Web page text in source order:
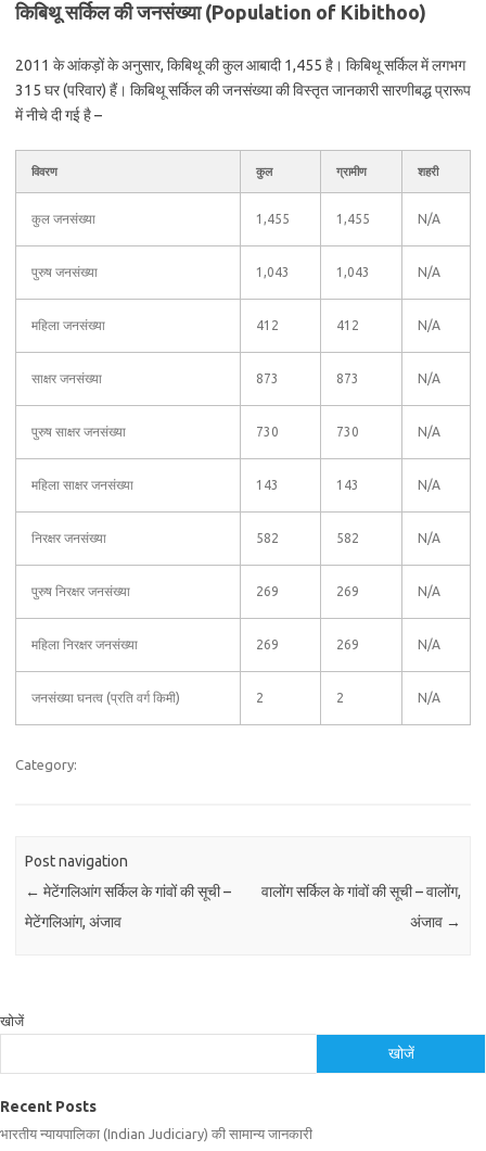
किबिथू सर्किल की जनसंख्या (Population of Kibithoo)
2011 के आंकड़ों के अनुसार, किबिथू की कुल आबादी 1,455 है। किबिथू सर्किल में लगभग
315 घर (परिवार) हैं। किबिथू सर्किल की जनसंख्या की विस्तृत जानकारी सारणीबद्ध प्रारूप
में नीचे दी गई है –
विवरण कुल ग्रामीण शहरी
कुल जनसंख्या 1,455 1,455 N/A
पुरुष जनसंख्या 1,043 1,043 N/A
महिला जनसंख्या 412 412 N/A
साक्षर जनसंख्या 873 873 N/A
पुरुष साक्षर जनसंख्या 730 730 N/A
महिला साक्षर जनसंख्या 143 143 N/A
निरक्षर जनसंख्या 582 582 N/A
पुरुष निरक्षर जनसंख्या 269 269 N/A
महिला निरक्षर जनसंख्या 269 269 N/A
जनसंख्या घनत्व (प्रति वर्ग किमी) 2 2 N/A
Category:
Post navigation
← मेटेंगलिआंग सर्किल के गांवों की सूची –
मेटेंगलिआंग, अंजाव
वालोंग सर्किल के गांवों की सूची – वालोंग,
अंजाव →
खोजें
खोजें
Recent Posts
भारतीय न्यायपालिका (Indian Judiciary) की सामान्य जानकारी